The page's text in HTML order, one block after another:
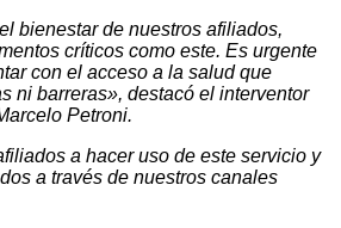
bienestar de nuestros afiliados,
críticos como este. Es urgente
con el acceso a la salud que
ni barreras», destacó el interventor
Petroni.
a hacer uso de este servicio y
a través de nuestros canales